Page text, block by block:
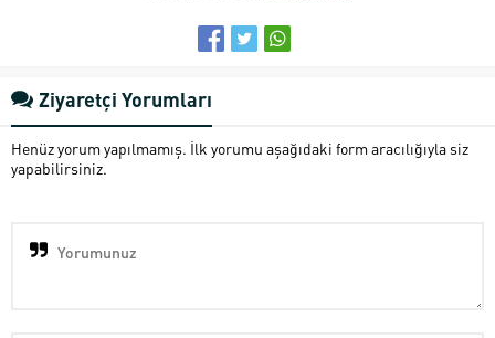
Ziyaretçi Yorumları
Henüz yorum yapılmamış. İlk yorumu aşağıdaki form aracılığıyla siz
yapabilirsiniz.